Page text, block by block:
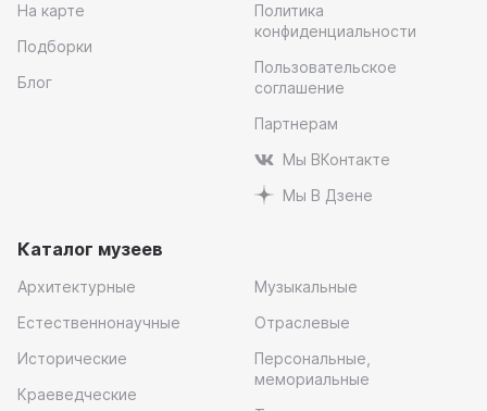
На карте
Подборки
Блог
Политика
конфиденциальности
Пользовательское
соглашение
Партнерам
Мы ВКонтакте
Мы В Дзене
Каталог музеев
Архитектурные
Естественнонаучные
Исторические
Краеведческие
Музыкальные
Отраслевые
Персональные,
мемориальные